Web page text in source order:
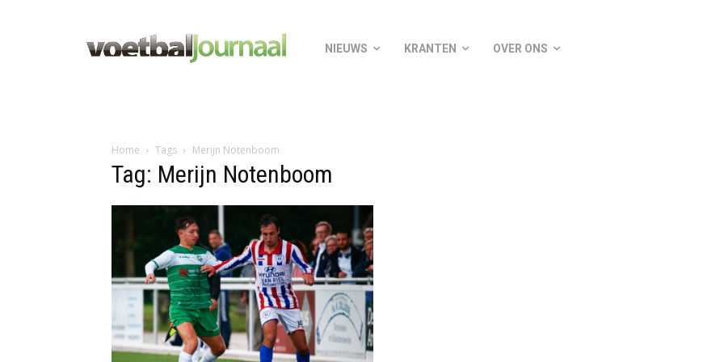
NIEUWS KRANTEN OVER ONS
Home Tags Merijn Notenboom
Tag: Merijn Notenboom